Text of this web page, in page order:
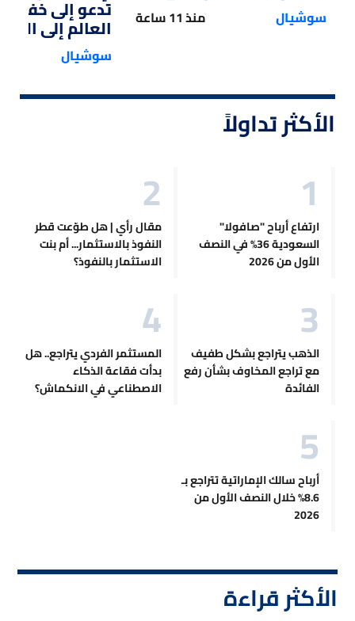
سوشيال منذ 11 ساعة تدعو إلى
العالم إلى
سوشيال
الأكثر تداولاً
ارتفاع أرباح "صافولا"
السعودية 36% في النصف
الأول من 2026
مقال رأي | هل طوّعت قطر
النفوذ بالاستثمار... أم بنت
الاستثمار بالنفوذ؟
الذهب يتراجع بشكل طفيف
مع تراجع المخاوف بشأن رفع
الفائدة
المستثمر الفردي يتراجع.. هل
بدأت فقاعة الذكاء
الاصطناعي في الانكماش؟
أرباح سالك الإماراتية تتراجع بـ
8.6% خلال النصف الأول من
2026
الأكثر قراءة